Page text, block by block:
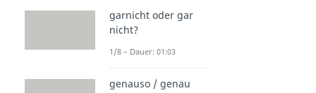
garnicht oder gar
nicht?
1/8 – Dauer: 01:03
genauso / genau